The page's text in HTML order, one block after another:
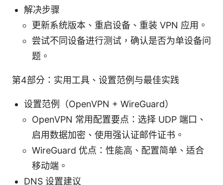
解决步骤
更新系统版本、重启设备、重装 VPN 应用。
尝试不同设备进行测试，确认是否为单设备问
题。
第4部分：实用工具、设置范例与最佳实践
设置范例（OpenVPN + WireGuard）
OpenVPN 常用配置要点：选择 UDP 端口、
启用数据加密、使用强认证邮件证书。
WireGuard 优点：性能高、配置简单、适合
移动端。
DNS 设置建议